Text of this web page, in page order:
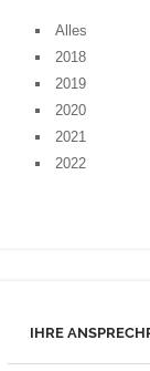
Alles
2018
2019
2020
2021
2022
IHRE